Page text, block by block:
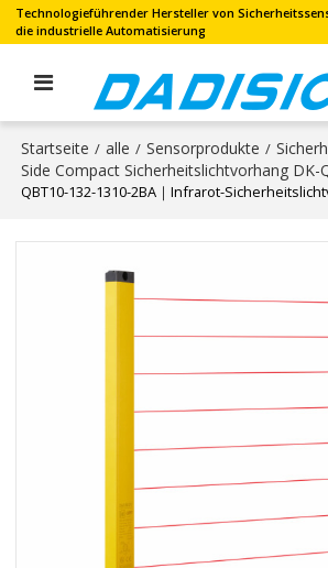
Technologieführender Hersteller von
die industrielle Automatisierung
Startseite / alle / Sensorprodukte /
Side Compact Sicherheitslichtvorhang DK-
QBT10-132-1310-2BA｜Infrarot-